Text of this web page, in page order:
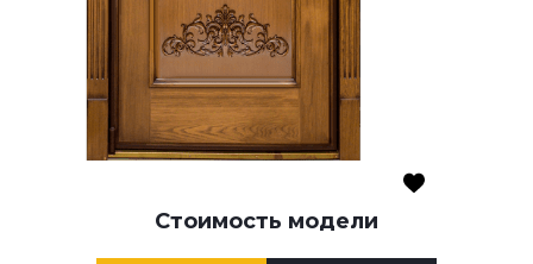
Стоимость модели